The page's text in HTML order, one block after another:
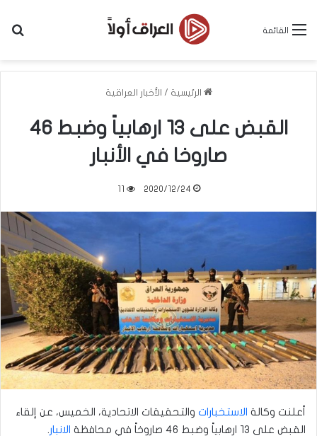
القائمة
الرئيسية / الأخبار العراقية
القبض على ١٣ ارهابياً وضبط ٤٦
صاروخا في الأنبار
2020/12/24
11
أعلنت وكالة الاستخبارات والتحقيقات الاتحادية، الخميس، عن إلقاء
القبض على ١٣ ارهابياً وضبط ٤٦ صاروخاً في محافظة
الانبار.